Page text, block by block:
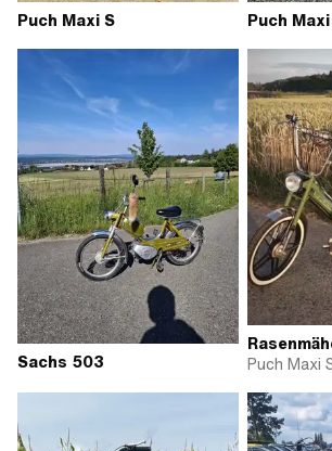
Puch Maxi S Puch
Sachs 503
Puch Maxi